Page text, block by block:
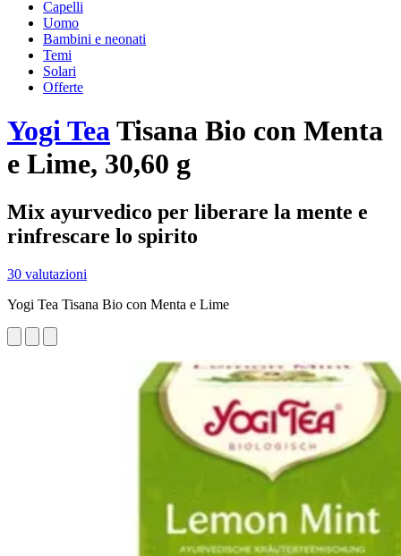
Capelli
Uomo
Bambini e neonati
Temi
Solari
Offerte
Yogi TeaTisana Bio con Menta
e Lime, 30,60 g
Mix ayurvedico per liberare la mente e
rinfrescare lo spirito
30 valutazioni
Yogi Tea Tisana Bio con Menta e Lime